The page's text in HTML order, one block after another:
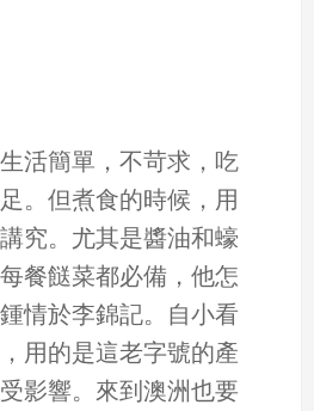
活簡單，不苛求，吃
。但煮食的時候，用
究。尤其是醬油和蠔
餐餸菜都必備，他怎
情於李錦記。自小看
用的是這老字號的產
影響。來到澳洲也要